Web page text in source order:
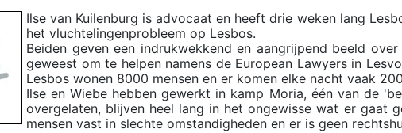
Ilse van Kuilenburg is advocaat en heeft drie weken lang
het vluchtelingenprobleem op Lesbos.
Beiden geven een indrukwekkend en aangrijpend beeld
geweest om te helpen namens de European Lawyers in
Lesbos wonen 8000 mensen en er komen elke nacht vaak
Ilse en Wiebe hebben gewerkt in kamp Moria, één van de
overgelaten, blijven heel lang in het ongewisse wat er gaat
mensen vast in slechte omstandigheden en er is geen